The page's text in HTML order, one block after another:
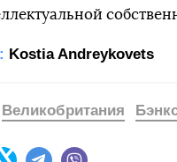
Kostia Andreykovets
Великобритания